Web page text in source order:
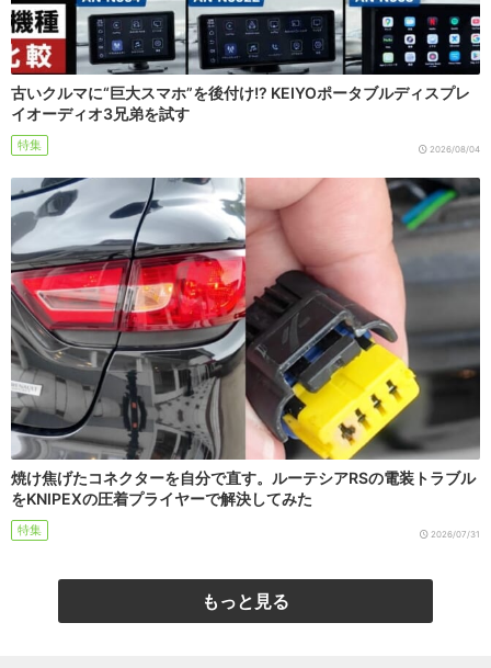
古いクルマに“巨大スマホ”を後付け!? KEIYOポータブルディスプレ
イオーディオ3兄弟を試す
特集 2026/08/04
焼け焦げたコネクターを自分で直す。ルーテシアRSの電装トラブル
をKNIPEXの圧着プライヤーで解決してみた
特集 2026/07/31
もっと見る